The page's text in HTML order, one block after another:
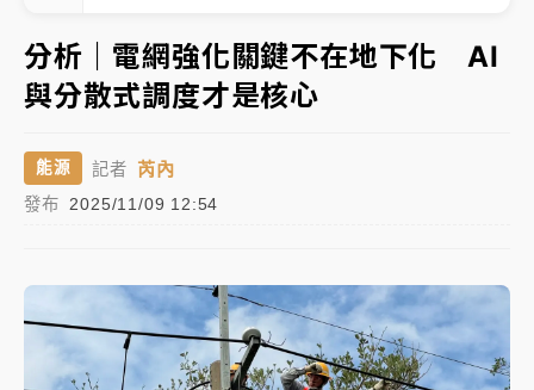
故宮《龍藏經》特展第2檔！今線上預約開賣一度塞車
周六起展出延長至晚上7時
台東農業處長涉圖利渡假村！東檢抗告成功 今重開羈
父親節泡湯了！中颱白海豚雨彈轟3天 「紅到發紫」降
雨熱區曝
女律師陳昱瑄詐慈濟10億！黃金158kg遭查扣畫面曝光
台積電殺35元、台股跌近300點 被動元件、低軌衛星
及載板皆走弱
分析｜電網強化關鍵不在地下化 AI
與分散式調度才是核心
能源 記者 芮內
發布 2025/11/09 12:54